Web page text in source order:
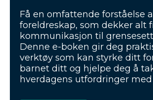
Få en omfattende forståelse
foreldreskap, som dekker alt
kommunikasjon til
Denne e-boken gir deg
verktøy som kan styrke ditt
barnet ditt og hjelpe deg å
hverdagens utfordringer